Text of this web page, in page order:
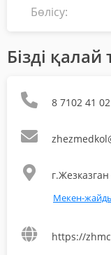
Бөлісу:
Бізді
8 7102 41
Мекен-
https://